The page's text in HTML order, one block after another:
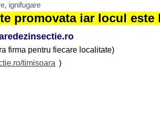
ignifugare
promovata iar locul este
firma pentru fiecare localitate)
timisoara )